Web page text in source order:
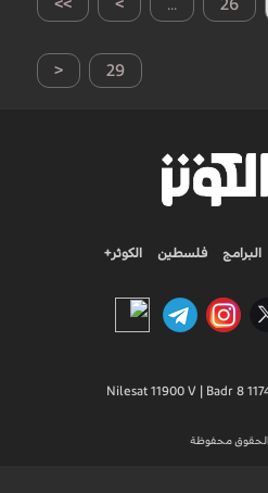
>> > ... 26
29
<
البرامج فلسطين الكوثر+
Nilesat 11900 V | Badr 8
محفوظة